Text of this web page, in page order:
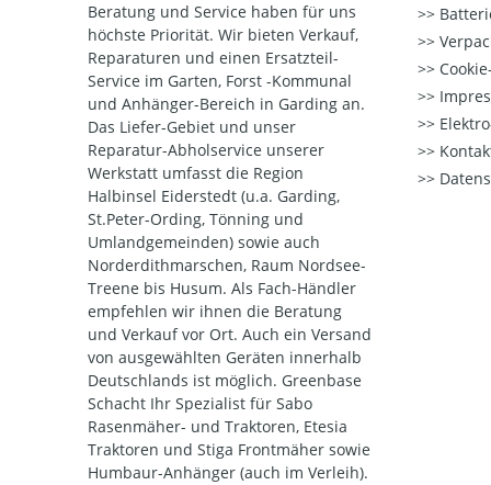
Beratung und Service haben für uns
höchste Priorität. Wir bieten Verkauf,
Reparaturen und einen Ersatzteil-
Service im Garten, Forst -Kommunal
und Anhänger-Bereich in Garding an.
Das Liefer-Gebiet und unser
Reparatur-Abholservice unserer
Werkstatt umfasst die Region
Halbinsel Eiderstedt (u.a. Garding,
St.Peter-Ording, Tönning und
Umlandgemeinden) sowie auch
Norderdithmarschen, Raum Nordsee-
Treene bis Husum. Als Fach-Händler
empfehlen wir ihnen die Beratung
und Verkauf vor Ort. Auch ein Versand
von ausgewählten Geräten innerhalb
Deutschlands ist möglich. Greenbase
Schacht Ihr Spezialist für Sabo
Rasenmäher- und Traktoren, Etesia
Traktoren und Stiga Frontmäher sowie
Humbaur-Anhänger (auch im Verleih).